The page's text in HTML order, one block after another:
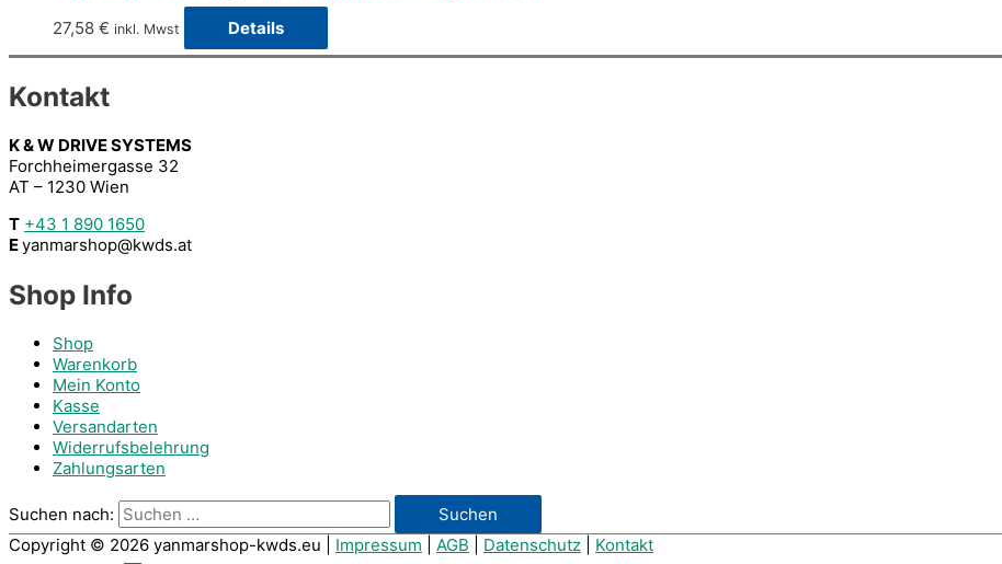
27,58 € inkl. Mwst Details
Kontakt
K & W DRIVE SYSTEMS
Forchheimergasse 32
AT – 1230 Wien
T +43 1 890 1650
Eyanmarshop@kwds.at
Shop Info
Shop
Warenkorb
Mein Konto
Kasse
Versandarten
Widerrufsbelehrung
Zahlungsarten
Suchen nach:
Copyright © 2026 yanmarshop-kwds.eu Impressum AGB Datenschutz Kontakt